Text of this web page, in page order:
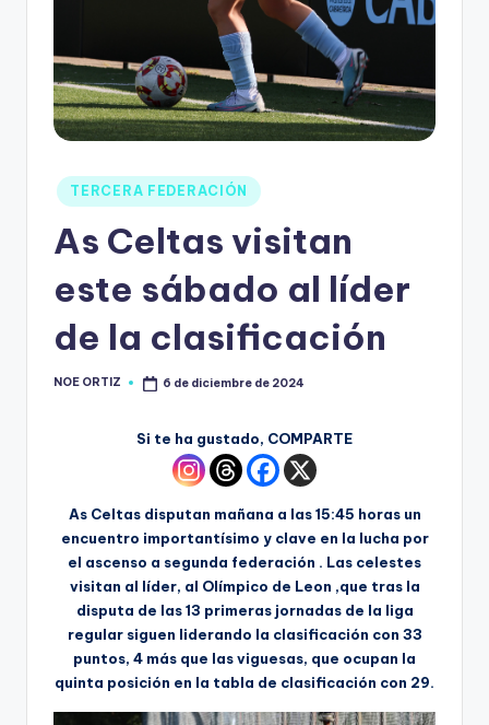
TERCERA FEDERACIÓN
As Celtas visitan
este sábado al líder
de la clasificación
NOE ORTIZ 6 de diciembre de 2024
Si te ha gustado, COMPARTE
As Celtas disputan mañana a las 15:45 horas un
encuentro importantísimo y clave en la lucha por
el ascenso a segunda federación . Las celestes
visitan al líder, al Olímpico de Leon ,que tras la
disputa de las 13 primeras jornadas de la liga
regular siguen liderando la clasificación con 33
puntos, 4 más que las viguesas, que ocupan la
quinta posición en la tabla de clasificación con 29.